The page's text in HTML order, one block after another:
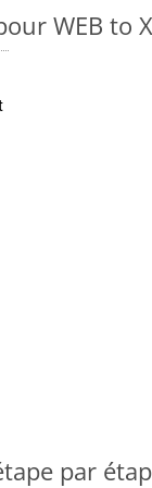
WEB to
par